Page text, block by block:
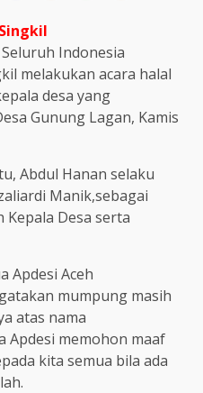
Indonesia
melakukan acara halal
desa yang
Gunung Lagan, Kamis
Abdul Hanan selaku
Manik,sebagai
Desa serta
Apdesi Aceh
mumpung masih
atas nama
Apdesi memohon maaf
kita semua bila ada